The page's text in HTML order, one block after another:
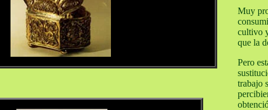
Muy
cultivo
que la
Pero
trabajo